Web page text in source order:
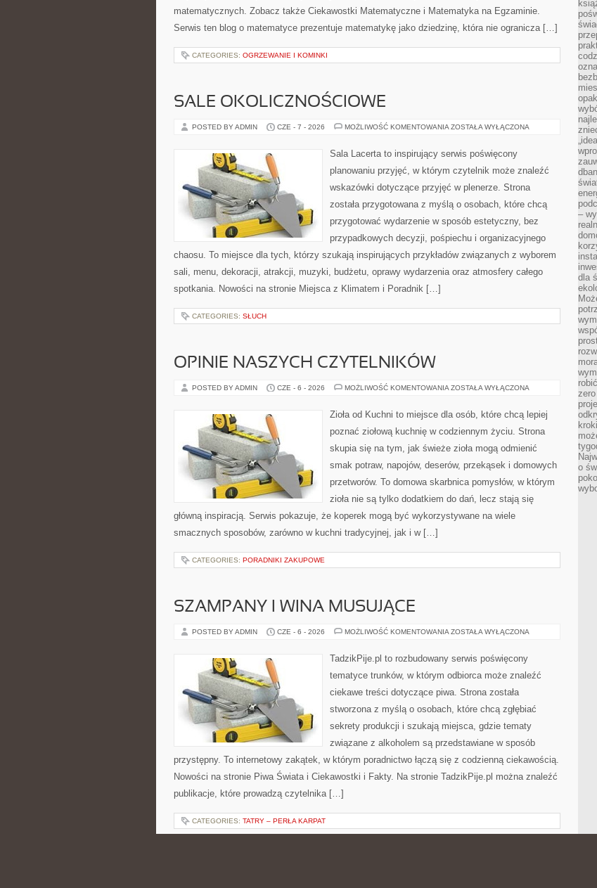
matematycznych. Zobacz także Ciekawostki Matematyczne i Matematyka na Egzaminie.
Serwis ten blog o matematyce prezentuje matematykę jako dziedzinę, która nie ogranicza […]
CATEGORIES: OGRZEWANIE I KOMINKI
SALE OKOLICZNOŚCIOWE
POSTED BY ADMIN CZE - 7 - 2026 MOŻLIWOŚĆ KOMENTOWANIA SALE
ZOSTAŁA WYŁĄCZONA
Sala Lacerta to inspirujący serwis poświęcony
planowaniu przyjęć, w którym czytelnik może znaleźć
wskazówki dotyczące przyjęć w plenerze. Strona
została przygotowana z myślą o osobach, które chcą
przygotować wydarzenie w sposób estetyczny, bez
przypadkowych decyzji, pośpiechu i organizacyjnego
chaosu. To miejsce dla tych, którzy szukają inspirujących przykładów związanych z wyborem
sali, menu, dekoracji, atrakcji, muzyki, budżetu, oprawy wydarzenia oraz atmosfery całego
spotkania. Nowości na stronie Miejsca z Klimatem i Poradnik […]
CATEGORIES: SŁUCH
OPINIE NASZYCH CZYTELNIKÓW
POSTED BY ADMIN CZE - 6 - 2026 MOŻLIWOŚĆ KOMENTOWANIA OPINIE
ZOSTAŁA WYŁĄCZONA
Zioła od Kuchni to miejsce dla osób, które chcą lepiej
poznać ziołową kuchnię w codziennym życiu. Strona
skupia się na tym, jak świeże zioła mogą odmienić
smak potraw, napojów, deserów, przekąsek i domowych
przetworów. To domowa skarbnica pomysłów, w którym
zioła nie są tylko dodatkiem do dań, lecz stają się
główną inspiracją. Serwis pokazuje, że koperek mogą być wykorzystywane na wiele
smacznych sposobów, zarówno w kuchni tradycyjnej, jak i w […]
CATEGORIES: PORADNIKI ZAKUPOWE
SZAMPANY I WINA MUSUJĄCE
POSTED BY ADMIN CZE - 6 - 2026 MOŻLIWOŚĆ KOMENTOWANIA SZAMPANY
MUSUJĄCE
ZOSTAŁA WYŁĄCZONA
TadzikPije.pl to rozbudowany serwis poświęcony
tematyce trunków, w którym odbiorca może znaleźć
ciekawe treści dotyczące piwa. Strona została
stworzona z myślą o osobach, które chcą zgłębiać
sekrety produkcji i szukają miejsca, gdzie tematy
związane z alkoholem są przedstawiane w sposób
przystępny. To internetowy zakątek, w którym poradnictwo łączą się z codzienną ciekawością.
Nowości na stronie Piwa Świata i Ciekawostki i Fakty. Na stronie TadzikPije.pl można znaleźć
publikacje, które prowadzą czytelnika […]
CATEGORIES: TATRY – PERŁA KARPAT
–
dla
o